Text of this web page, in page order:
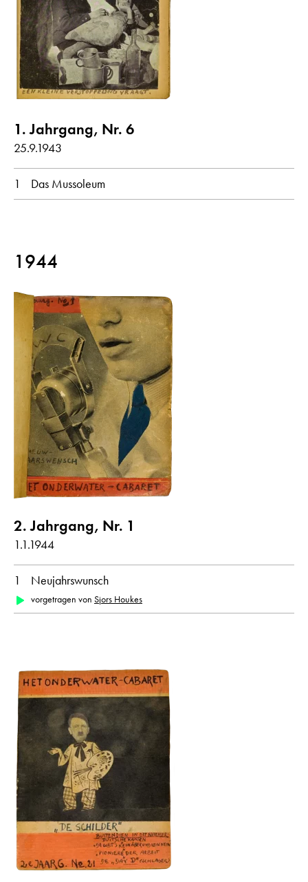
1. Jahrgang, Nr. 6
25.9.1943
1 Das Mussoleum
1944
2. Jahrgang, Nr. 1
1.1.1944
1 Neujahrswunsch
vorgetragen von Sjors Houkes